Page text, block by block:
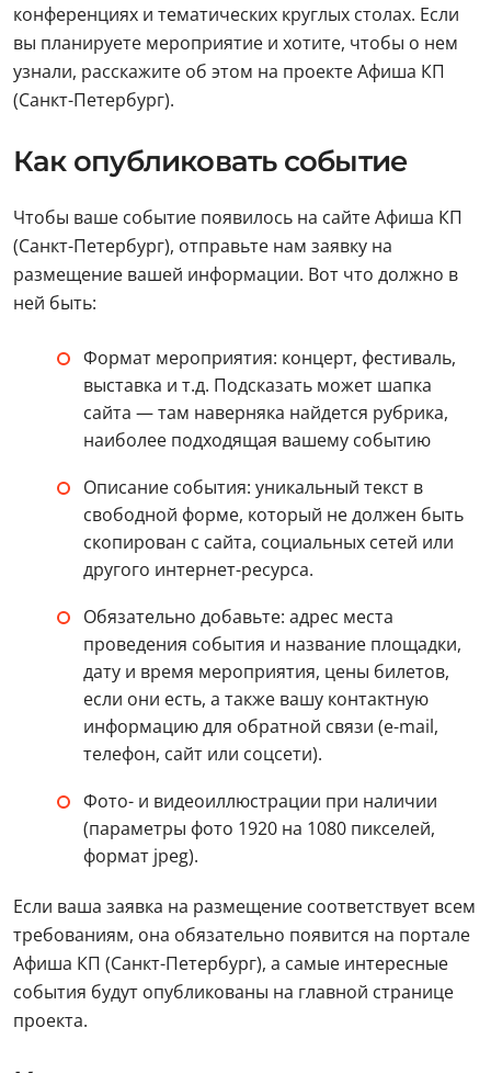
конференциях и тематических круглых столах. Если
вы планируете мероприятие и хотите, чтобы о нем
узнали, расскажите об этом на проекте Афиша КП
(Санкт-Петербург).
Как опубликовать событие
Чтобы ваше событие появилось на сайте Афиша КП
(Санкт-Петербург), отправьте нам заявку на
размещение вашей информации. Вот что должно в
ней быть:
Формат мероприятия: концерт, фестиваль,
выставка и т.д. Подсказать может шапка
сайта — там наверняка найдется рубрика,
наиболее подходящая вашему событию
Описание события: уникальный текст в
свободной форме, который не должен быть
скопирован с сайта, социальных сетей или
другого интернет-ресурса.
Обязательно добавьте: адрес места
проведения события и название площадки,
дату и время мероприятия, цены билетов,
если они есть, а также вашу контактную
информацию для обратной связи (e-mail,
телефон, сайт или соцсети).
Фото- и видеоиллюстрации при наличии
(параметры фото 1920 на 1080 пикселей,
формат jpeg).
Если ваша заявка на размещение соответствует всем
требованиям, она обязательно появится на портале
Афиша КП (Санкт-Петербург), а самые интересные
события будут опубликованы на главной странице
проекта.